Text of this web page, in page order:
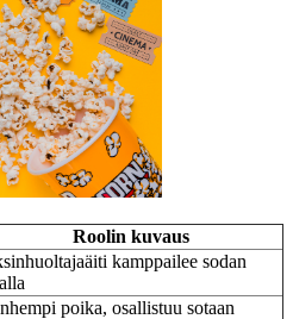
Roolin kuvaus
kamppailee sodan
poika, osallistuu sotaan